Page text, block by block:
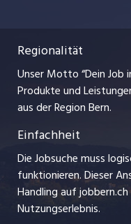
Ferienjobs
Management / Kader-
Arbeitgeber
Jobline
Impressum
Stellenmeldepflicht
myjob.ch
jobzüri.ch
ajourjob.ch
baernerbaer.ch
chmedia.ch
Regionalität
Unser Motto “Dein Job
Produkte und
aus der Region Bern.
Einfachheit
Die Jobsuche muss
funktionieren. Dieser
Handling auf
Nutzungserlebnis.